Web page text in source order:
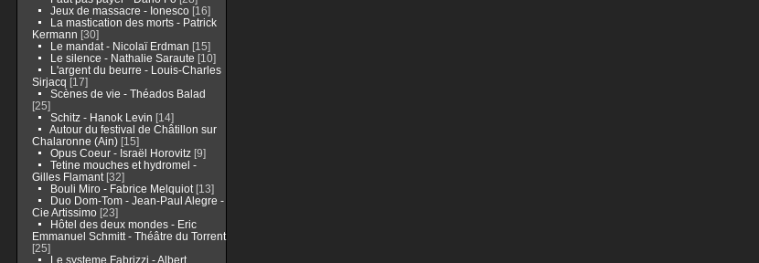
Jeux de massacre - Ionesco[16]
La mastication des morts - Patrick
Kermann [30]
Le mandat - Nicolaï Erdman [15]
Le silence - Nathalie Saraute [10]
L'argent du beurre - Louis-Charles
Sirjacq [17]
Scènes de vie - Théados Balad
[25]
Schitz - Hanok Levin [14]
Autour du festival de Châtillon sur
Chalaronne (Ain)[15]
Opus Coeur - Israël Horovitz[9]
Tetine mouches et hydromel -
Gilles Flamant[32]
Bouli Miro - Fabrice Melquiot[13]
Duo Dom-Tom - Jean-Paul Alegre -
Cie Artissimo[23]
Hôtel des deux mondes - Eric
Emmanuel Schmitt - Théâtre du Torrent
[25]
Le systeme Fabrizzi - Albert